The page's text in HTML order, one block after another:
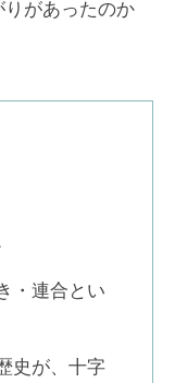
があったのか
・連合とい
史が、十字